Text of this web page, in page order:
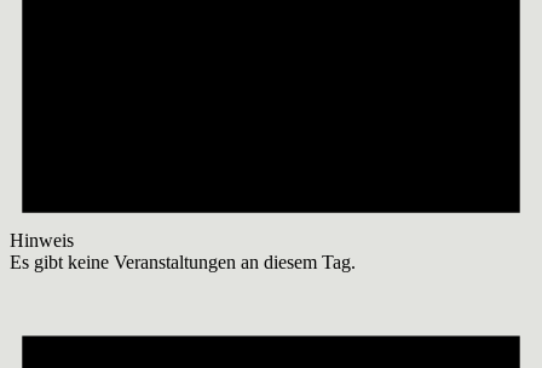
Hinweis
Es gibt keine Veranstaltungen an diesem Tag.